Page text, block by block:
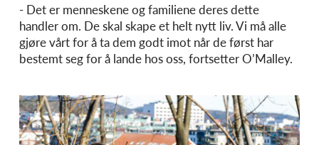
- Det er menneskene og familiene deres dette
handler om. De skal skape et helt nytt liv. Vi må alle
gjøre vårt for å ta dem godt imot når de først har
bestemt seg for å lande hos oss, fortsetter O’Malley.